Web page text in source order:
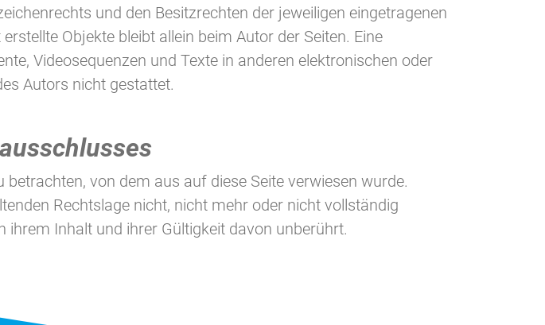
und den Besitzrechten der jeweiligen eingetragenen
Objekte bleibt allein beim Autor der Seiten. Eine
Videosequenzen und Texte in anderen elektronischen oder
Autors nicht gestattet.
von dem aus auf diese Seite verwiesen wurde.
Rechtslage nicht, nicht mehr oder nicht vollständig
ihrem Inhalt und ihrer Gültigkeit davon unberührt.